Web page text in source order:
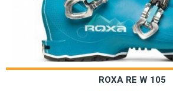
ROXA RE W 105